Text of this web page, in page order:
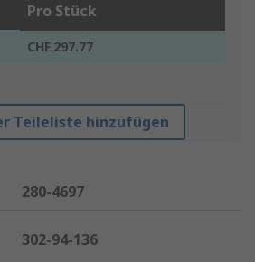
Pro Stück
CHF.297.77
Teileliste hinzufügen
280-4697
302-94-136